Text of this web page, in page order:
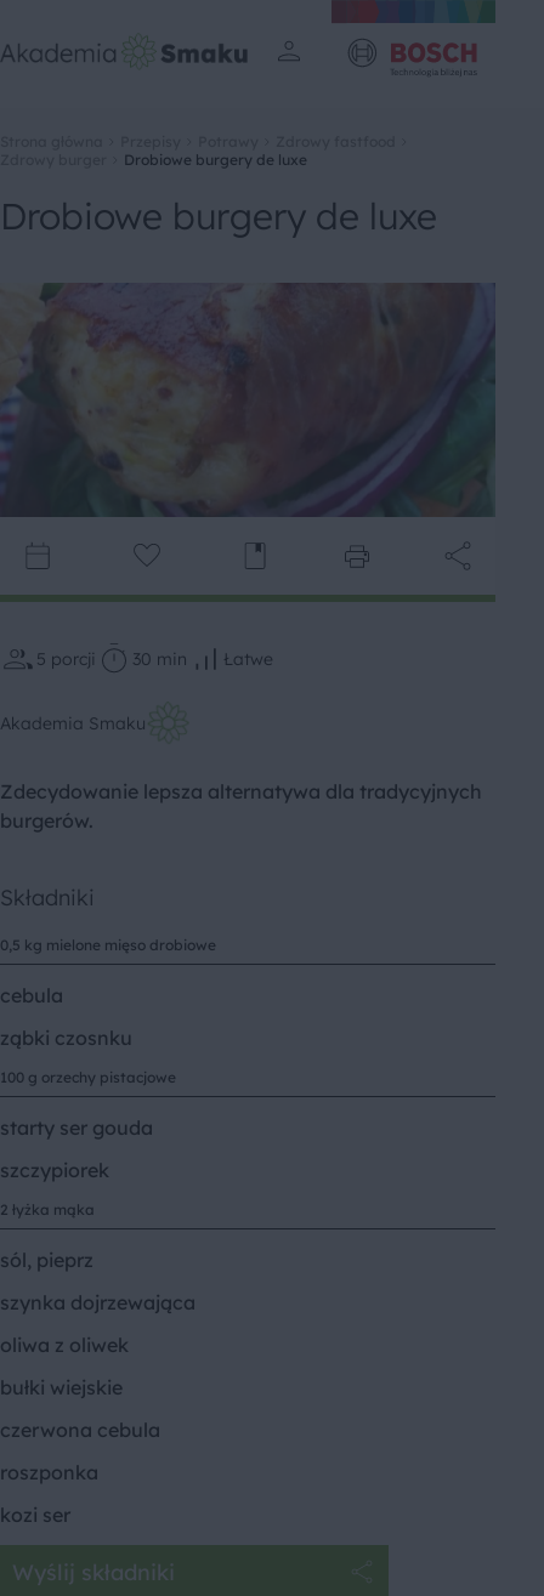
Drobiowe burgery de luxe
Drobiowe burgery de luxe
5 porcji 30 min Łatwe
Akademia Smaku
Zdecydowanie lepsza alternatywa dla tradycyjnych
burgerów.
Składniki
0,5 kg mielone mięso drobiowe
cebula
ząbki czosnku
100 g orzechy pistacjowe
starty ser gouda
szczypiorek
2 łyżka mąka
sól, pieprz
szynka dojrzewająca
oliwa z oliwek
bułki wiejskie
czerwona cebula
roszponka
kozi ser
Wyślij składniki